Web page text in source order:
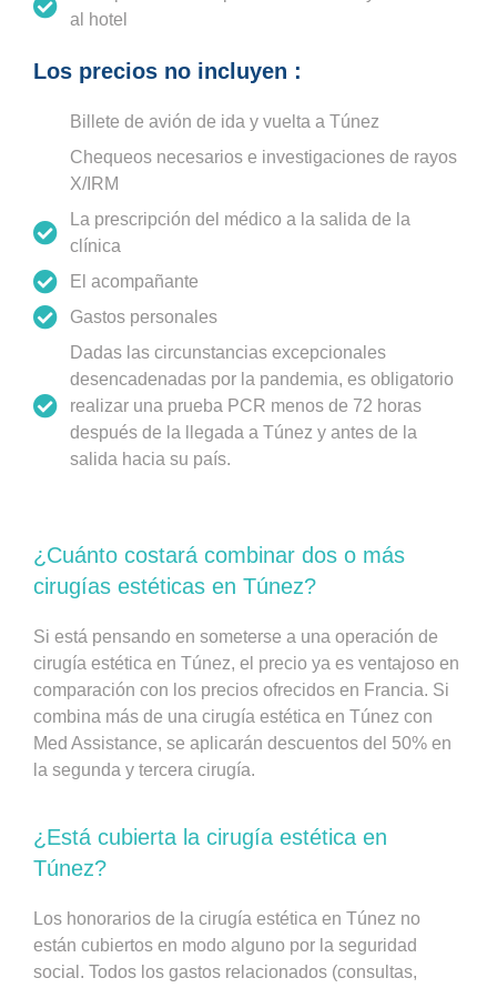
al hotel
Los precios no incluyen :
Billete de avión de ida y vuelta a Túnez
Chequeos necesarios e investigaciones de rayos
X/IRM
La prescripción del médico a la salida de la
clínica
El acompañante
Gastos personales
Dadas las circunstancias excepcionales
desencadenadas por la pandemia, es obligatorio
realizar una prueba PCR menos de 72 horas
después de la llegada a Túnez y antes de la
salida hacia su país.
¿Cuánto costará combinar dos o más
cirugías estéticas en Túnez?
Si está pensando en someterse a una operación de
cirugía estética en Túnez, el precio ya es ventajoso en
comparación con los precios ofrecidos en Francia. Si
combina más de una cirugía estética en Túnez con
Med Assistance, se aplicarán descuentos del 50% en
la segunda y tercera cirugía.
¿Está cubierta la cirugía estética en
Túnez?
Los honorarios de la cirugía estética en Túnez no
están cubiertos en modo alguno por la seguridad
social. Todos los gastos relacionados (consultas,